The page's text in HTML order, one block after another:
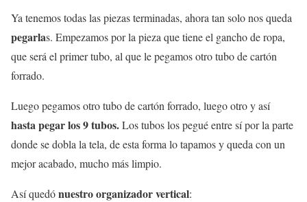
Ya tenemos todas las piezas terminadas, ahora tan solo nos queda
pegarlas. Empezamos por la pieza que tiene el gancho de ropa,
que será el primer tubo, al que le pegamos otro tubo de cartón
forrado.
Luego pegamos otro tubo de cartón forrado, luego otro y así
hasta pegar los 9 tubos.Los tubos los pegué entre sí por la parte
donde se dobla la tela, de esta forma lo tapamos y queda con un
mejor acabado, mucho más limpio.
Así quedónuestro organizador vertical: